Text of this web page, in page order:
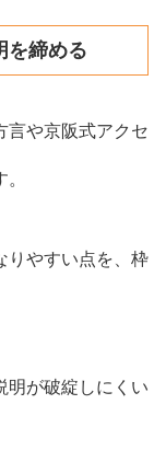
を締める
言や京阪式アクセ
りやすい点を、枠
明が破綻しにくい